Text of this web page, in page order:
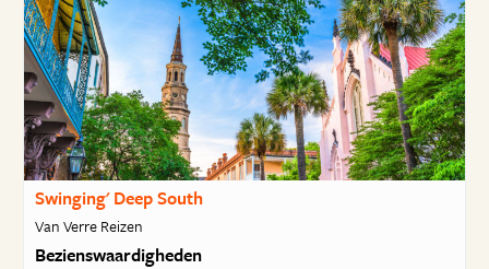
Swinging' Deep South
Van Verre Reizen
Bezienswaardigheden